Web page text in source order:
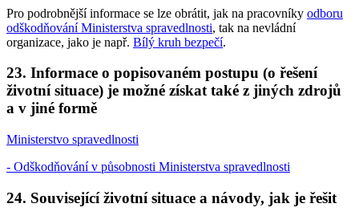
Pro podrobnější informace se lze obrátit, jak na pracovníky odboru
odškodňování Ministerstva spravedlnosti, tak na nevládní
organizace, jako je např. Bílý kruh bezpečí.
23. Informace o popisovaném postupu (o řešení
životní situace) je možné získat také z jiných zdrojů
a v jiné formě
Ministerstvo spravedlnosti
- Odškodňování v působnosti Ministerstva spravedlnosti
24. Související životní situace a návody, jak je řešit